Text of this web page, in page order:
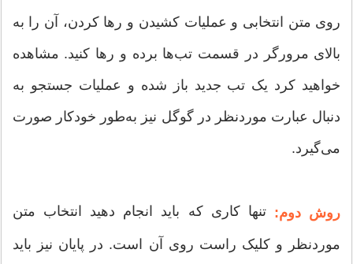
روی متن انتخابی و عملیات کشیدن و رها کردن، آن را به
بالای مرورگر در قسمت تب‌ها برده و رها کنید. مشاهده
خواهید کرد یک تب جدید باز شده و عملیات جستجو به‌
دنبال عبارت موردنظر در گوگل نیز به‌طور خودکار صورت
می‌گیرد.
روش دوم: تنها کاری که باید انجام دهید انتخاب متن
موردنظر و کلیک راست روی آن است. در پایان نیز باید